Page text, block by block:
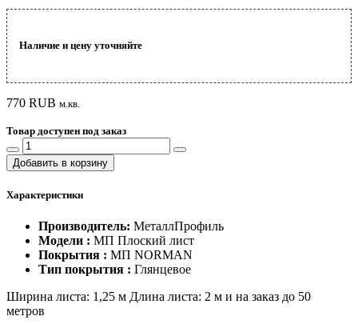
Наличие и цену уточняйте
770 RUB м.кв.
Товар доступен под заказ
Добавить в корзину
Характеристики
Производитель: МеталлПрофиль
Модели : МП Плоский лист
Покрытия : МП NORMAN
Тип покрытия : Глянцевое
Ширина листа: 1,25 м Длина листа: 2 м и на заказ до 50
метров